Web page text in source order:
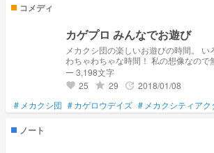
コメディ
カゲプロ みんなでお遊び
メカクシ団の楽しいお遊びの時間。 い
わちゃわちゃな時間！ 私の想像なので無理な方はお引き取り
下さい。 なにか、遊んでほしいゲームがあったらコメントに
お願いします。待ってます！
ー 3,198文字
favorite 25 grade 29 update 2018/01/08
# メカクシ団 #カゲロウデイズ # メカクシティア
ノート